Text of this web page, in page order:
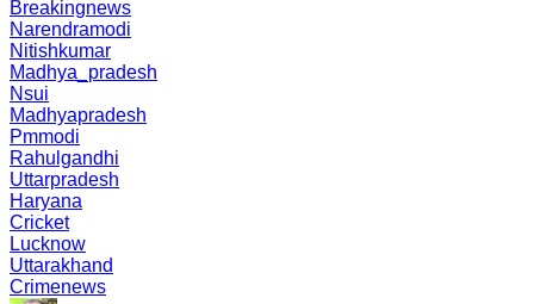
Breakingnews
Narendramodi
Nitishkumar
Madhya_pradesh
Nsui
Madhyapradesh
Pmmodi
Rahulgandhi
Uttarpradesh
Haryana
Cricket
Lucknow
Uttarakhand
Crimenews